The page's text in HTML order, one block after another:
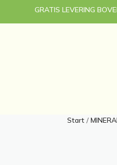
GRATIS LEVERING
Start /